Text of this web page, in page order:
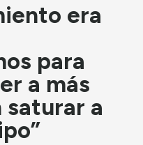
era
para
a más
saturar a